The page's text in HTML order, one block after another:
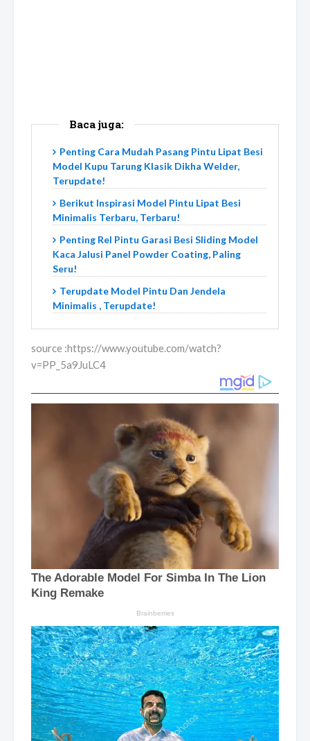
Baca juga:
Penting Cara Mudah Pasang Pintu Lipat Besi
Model Kupu Tarung Klasik Dikha Welder,
Terupdate!
Berikut Inspirasi Model Pintu Lipat Besi
Minimalis Terbaru, Terbaru!
Penting Rel Pintu Garasi Besi Sliding Model
Kaca Jalusi Panel Powder Coating, Paling
Seru!
Terupdate Model Pintu Dan Jendela
Minimalis , Terupdate!
source :https://www.youtube.com/watch?
v=PP_5a9JuLC4